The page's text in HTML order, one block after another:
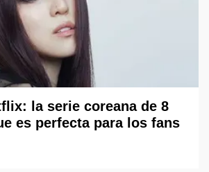
la serie coreana de 8
es perfecta para los fans